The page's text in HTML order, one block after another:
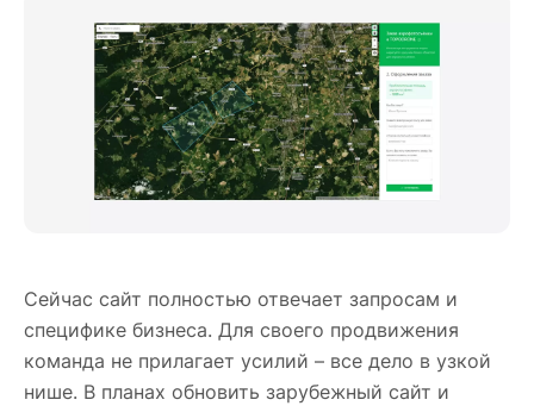
Сейчас сайт полностью отвечает запросам и
специфике бизнеса. Для своего продвижения
команда не прилагает усилий – все дело в узкой
нише. В планах обновить зарубежный сайт и